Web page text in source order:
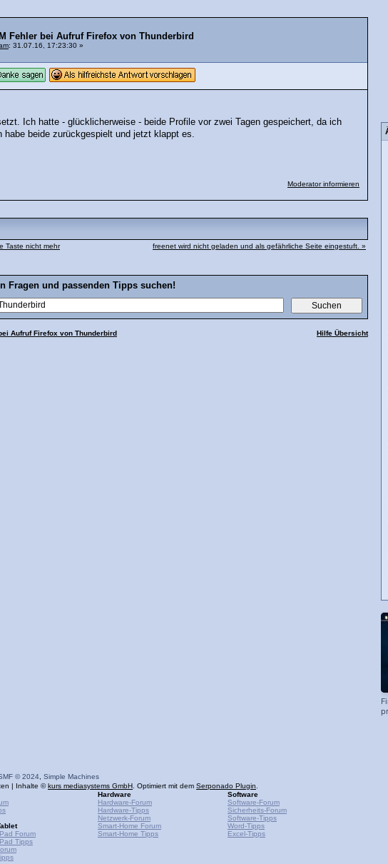
Fehler bei Aufruf Firefox von Thunderbird
: 31.07.16, 17:23:30 »
Ich hatte - glücklicherweise - beide Profile vor zwei Tagen gespeichert, da ich
habe beide zurückgespielt und jetzt klappt es.
Moderator informieren
Taste nicht mehr freenet wird nicht geladen und als gefährliche Seite eingestuft. »
Fragen und passenden Tipps suchen!
Aufruf Firefox von Thunderbird Hilfe Übersicht
© 2024 Simple Machines
| Inhalte ©kurs mediasystems GmbH . Optimiert mit dem Serponado Plugin
Forum
Tipps
Hardware
Hardware-Forum
Hardware-Tipps
Netzwerk-Forum
Smart-Home Forum
Smart-Home Tipps
Software
Software-Forum
Sicherheits-Forum
Software-Tipps
Word-Tipps
Excel-Tipps